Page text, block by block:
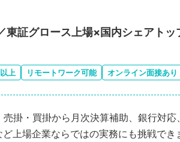
東証グロース上場×国内シェアト
上 リモートワーク可能 オンライン面接あり
掛・買掛から月次決算補助、銀行対
上場企業ならではの実務にも挑戦でき